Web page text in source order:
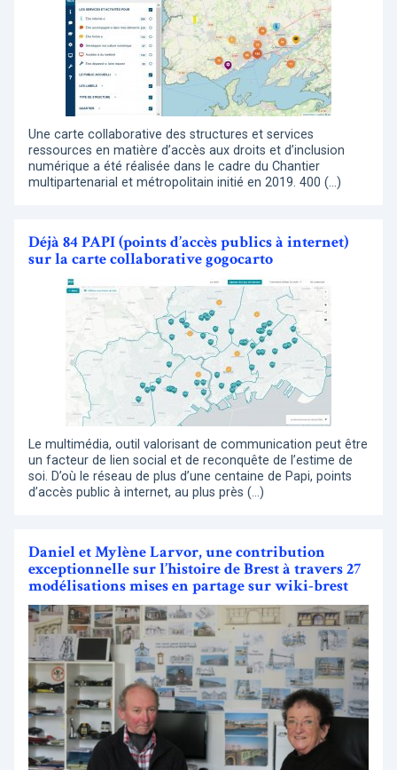
Une carte collaborative des structures et services
ressources en matière d’accès aux droits et d’inclusion
numérique a été réalisée dans le cadre du Chantier
multipartenarial et métropolitain initié en 2019. 400 (…)
Déjà 84 PAPI (points d’accès publics à internet)
sur la carte collaborative gogocarto
Le multimédia, outil valorisant de communication peut être
un facteur de lien social et de reconquête de l’estime de
soi. D’où le réseau de plus d’une centaine de Papi, points
d’accès public à internet, au plus près (…)
Daniel et Mylène Larvor, une contribution
exceptionnelle sur l’histoire de Brest à travers 27
modélisations mises en partage sur wiki-brest